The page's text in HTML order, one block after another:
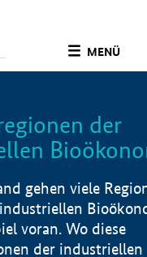
MENÜ
der
gehen viele
voran. Wo diese
der industriellen